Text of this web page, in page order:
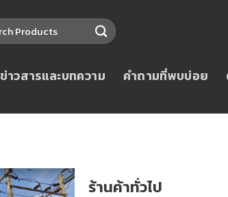
ข่าวสารและบทความ คำถามที่พบบ่อย
ร้านค้าทั่วไป